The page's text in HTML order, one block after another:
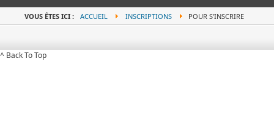
VOUS ÊTES ICI : ACCUEIL INSCRIPTIONS POUR S'INSCRIRE
^ Back To Top